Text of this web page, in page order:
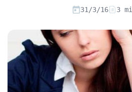
Artículos sobre Seguros de Decesos
Artículos sobre la Jubilación
31/3/16 3